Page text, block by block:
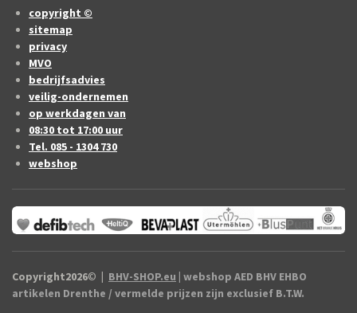
copyright ©
sitemap
privacy
MVO
bedrijfsadvies
veilig-ondernemen
op werkdagen van
08:30 tot 17:00 uur
Tel. 085 - 1304 730
webshop
Copyright2026© | BHV-SHOP.eu | webshop AED BHV EHBO
artikelen Drenthe / vermelde prijzen zijn exclusief B.T.W.